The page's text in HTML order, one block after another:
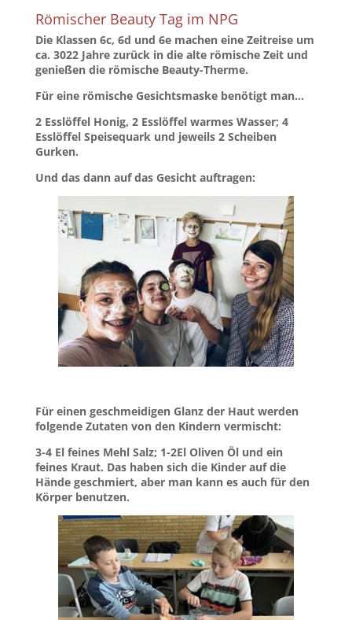
Römischer Beauty Tag im NPG
Die Klassen 6c, 6d und 6e machen eine Zeitreise um
ca. 3022 Jahre zurück in die alte römische Zeit und
genießen die römische Beauty-Therme.
Für eine römische Gesichtsmaske benötigt man…
2 Esslöffel Honig, 2 Esslöffel warmes Wasser; 4
Esslöffel Speisequark und jeweils 2 Scheiben
Gurken.
Und das dann auf das Gesicht auftragen:
Für einen geschmeidigen Glanz der Haut werden
folgende Zutaten von den Kindern vermischt:
3-4 El feines Mehl Salz; 1-2El Oliven Öl und ein
feines Kraut. Das haben sich die Kinder auf die
Hände geschmiert, aber man kann es auch für den
Körper benutzen.